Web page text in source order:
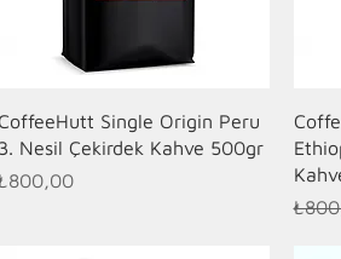
Hızlı Bakış
CoffeeHutt Single Origin Peru
3. Nesil Çekirdek Kahve 500gr